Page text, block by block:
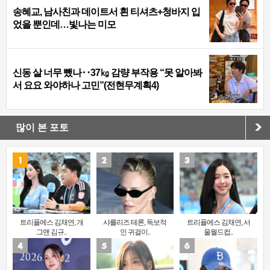
송혜교, 남사친과 데이트서 흰 티셔츠+청바지 입
었을 뿐인데…빛나는 미모
신동 살 너무 뺐나‥37㎏ 감량 부작용 “못 알아봐
서 요요 와야하나 고민”(전현무계획4)
많이 본 포토
트리플에스 김채연, 개
그맨 김규..
샤를리즈 테론, 독보적
인 귀걸이..
트리플에스 김채연, 서
울월드컵..